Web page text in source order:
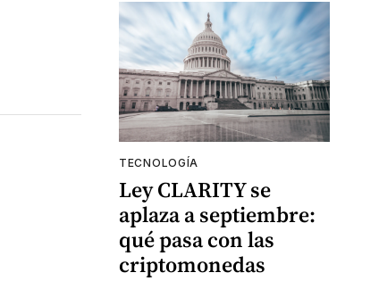
TECNOLOGÍA
Ley CLARITY se
aplaza a septiembre:
qué pasa con las
criptomonedas